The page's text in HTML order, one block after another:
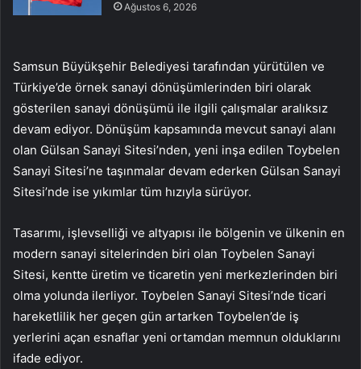
Ağustos 6, 2026
Samsun Büyükşehir Belediyesi tarafından yürütülen ve
Türkiye’de örnek sanayi dönüşümlerinden biri olarak
gösterilen sanayi dönüşümü ile ilgili çalışmalar aralıksız
devam ediyor. Dönüşüm kapsamında mevcut sanayi alanı
olan Gülsan Sanayi Sitesi’nden, yeni inşa edilen Toybelen
Sanayi Sitesi’ne taşınmalar devam ederken Gülsan Sanayi
Sitesi’nde ise yıkımlar tüm hızıyla sürüyor.
Tasarımı, işlevselliği ve altyapısı ile bölgenin ve ülkenin en
modern sanayi sitelerinden biri olan Toybelen Sanayi
Sitesi, kentte üretim ve ticaretin yeni merkezlerinden biri
olma yolunda ilerliyor. Toybelen Sanayi Sitesi’nde ticari
hareketlilik her geçen gün artarken Toybelen’de iş
yerlerini açan esnaflar yeni ortamdan memnun olduklarını
ifade ediyor.